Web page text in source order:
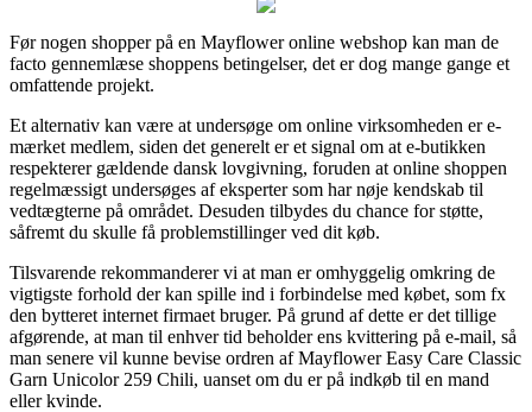
Før nogen shopper på en Mayflower online webshop kan man de
facto gennemlæse shoppens betingelser, det er dog mange gange et
omfattende projekt.
Et alternativ kan være at undersøge om online virksomheden er e-
mærket medlem, siden det generelt er et signal om at e-butikken
respekterer gældende dansk lovgivning, foruden at online shoppen
regelmæssigt undersøges af eksperter som har nøje kendskab til
vedtægterne på området. Desuden tilbydes du chance for støtte,
såfremt du skulle få problemstillinger ved dit køb.
Tilsvarende rekommanderer vi at man er omhyggelig omkring de
vigtigste forhold der kan spille ind i forbindelse med købet, som fx
den bytteret internet firmaet bruger. På grund af dette er det tillige
afgørende, at man til enhver tid beholder ens kvittering på e-mail, så
man senere vil kunne bevise ordren af Mayflower Easy Care Classic
Garn Unicolor 259 Chili, uanset om du er på indkøb til en mand
eller kvinde.